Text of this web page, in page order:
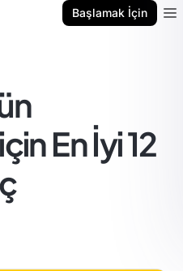
Başlamak İçin
En İyi 12